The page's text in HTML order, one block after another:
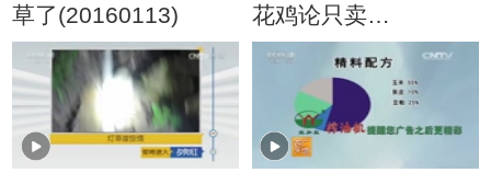
草了(20160113)
花鸡论只卖
(20160113)